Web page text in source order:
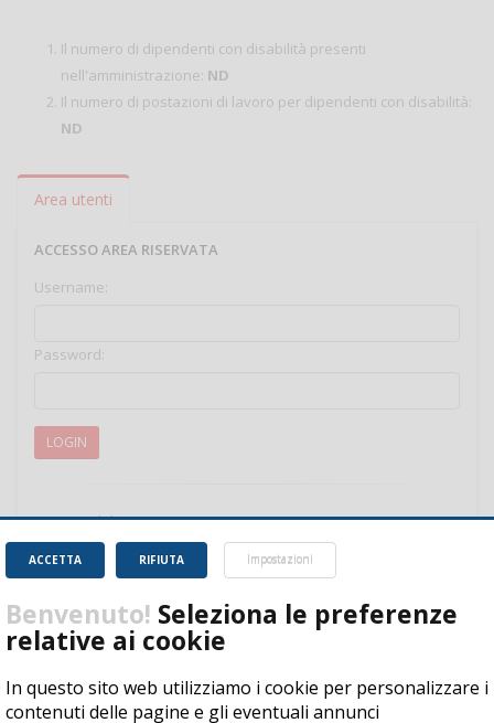
Il numero di dipendenti con disabilità presenti
nell'amministrazione: ND
Il numero di postazioni di lavoro per dipendenti con disabilità:
ND
Area utenti
ACCESSO AREA RISERVATA
Username:
Password:
LOGIN
Password dimenticata?
Username dimenticato?
RIFIUTA
ACCETTA Impostazioni
Benvenuto! Seleziona le preferenze
relative ai cookie
In questo sito web utilizziamo i cookie per personalizzare i
contenuti delle pagine e gli eventuali annunci
Copyright © 2017 by CISI - All rights reserved